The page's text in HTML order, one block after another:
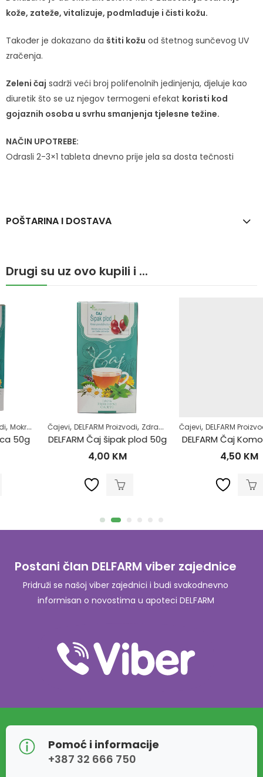
kože, zateže, vitalizuje, podmlađuje i čisti kožu.
Također je dokazano da štiti kožu od štetnog sunčevog UV
zračenja.
Zeleni čaj sadrži veći broj polifenolnih jedinjenja, djeluje kao
diuretik što se uz njegov termogeni efekat koristi kod
gojaznih osoba u svrhu smanjenja tjelesne težine.
NAČIN UPOTREBE:
Odrasli 2-3×1 tableta dnevno prije jela sa dosta tečnosti
POŠTARINA I DOSTAVA
Drugi su uz ovo kupili i ...
, Samoliječenje,Zdrav život
Čajevi, DELFARM Proizvodi,Zdrav život
DELFARM Čaj šipak plod 50g
Čajevi, DELFARM Proizvodi,Zdrav život
DELFARM Čaj Komorač 50g
Postani član DELFARM viber zajednice
Pridruži se našoj viber zajednici i budi svakodnevno
informisan o novostima u apoteci DELFARM
Pomoć i informacije
+387 32 666 750